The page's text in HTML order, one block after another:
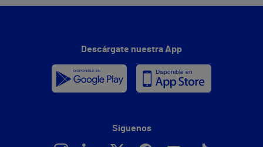
Descárgate nuestra App
Síguenos